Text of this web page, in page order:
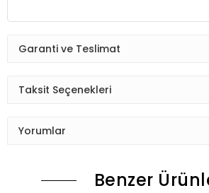
Garanti ve Teslimat
Taksit Seçenekleri
Yorumlar
Benzer